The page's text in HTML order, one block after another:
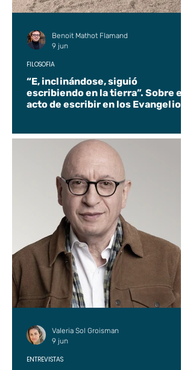
“E, inclinándose, siguió
escribiendo en la tierra”. Sobre el
acto de escribir en los Evangelios.
FILOSOFÍA
Benoit Mathot Flamand
9 jun
ENTREVISTAS
Valeria Sol Groisman
9 jun